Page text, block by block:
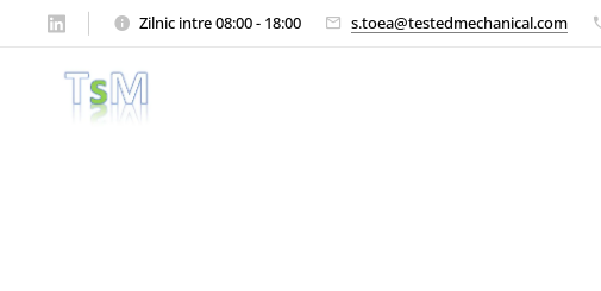
Zilnic intre 08:00 - 18:00 s.toea@testedmechanical.com